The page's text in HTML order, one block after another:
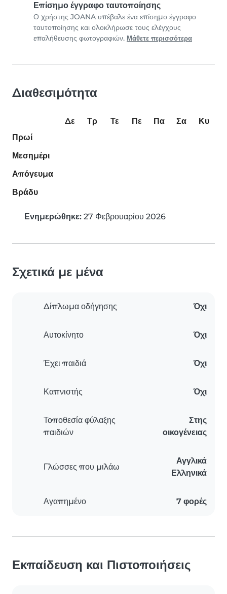
Επίσημο έγγραφο ταυτοποίησης
Ο χρήστης JOANA υπέβαλε ένα επίσημο έγγραφο
ταυτοποίησης και ολοκλήρωσε τους ελέγχους
επαλήθευσης φωτογραφιών. Μάθετε περισσότερα
Διαθεσιμότητα
Δε Τρ Τε Πε Πα Σα
Κυ
Πρωί
Μεσημέρι
Απόγευμα
Βράδυ
Ενημερώθηκε: 27 Φεβρουαρίου 2026
Σχετικά με μένα
Δίπλωμα οδήγησης Όχι
Αυτοκίνητο Όχι
Έχει παιδιά Όχι
Καπνιστής Όχι
Τοποθεσία φύλαξης
παιδιών
Στης
οικογένειας
Γλώσσες που μιλάω
Αγγλικά
Ελληνικά
Αγαπημένο 7 φορές
Εκπαίδευση και Πιστοποιήσεις